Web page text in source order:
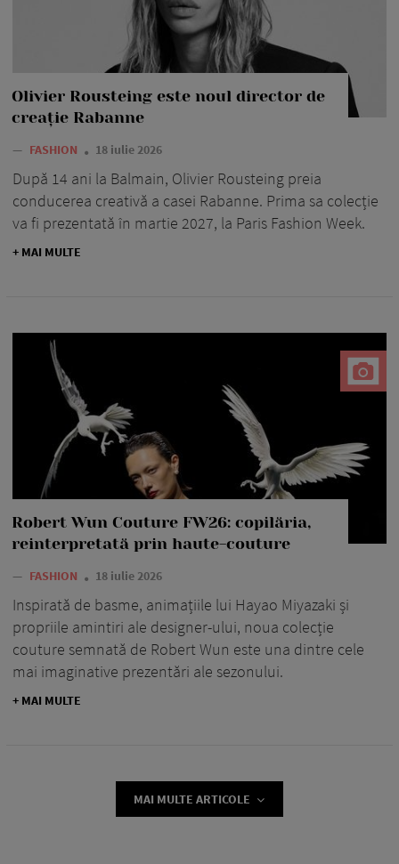
Olivier Rousteing este noul director de
creație Rabanne
— FASHION 18 iulie 2026
După 14 ani la Balmain, Olivier Rousteing preia
conducerea creativă a casei Rabanne. Prima sa colecție
va fi prezentată în martie 2027, la Paris Fashion Week.
+ MAI MULTE
Robert Wun Couture FW26: copilăria,
reinterpretată prin haute-couture
— FASHION 18 iulie 2026
Inspirată de basme, animațiile lui Hayao Miyazaki și
propriile amintiri ale designer-ului, noua colecție
couture semnată de Robert Wun este una dintre cele
mai imaginative prezentări ale sezonului.
+ MAI MULTE
MAI MULTE ARTICOLE